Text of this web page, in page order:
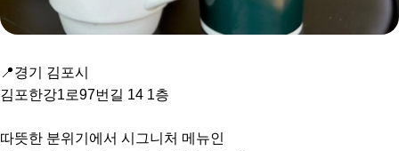
📍경기 김포시
김포한강1로97번길 14 1층
따뜻한 분위기에서 시그니처 메뉴인